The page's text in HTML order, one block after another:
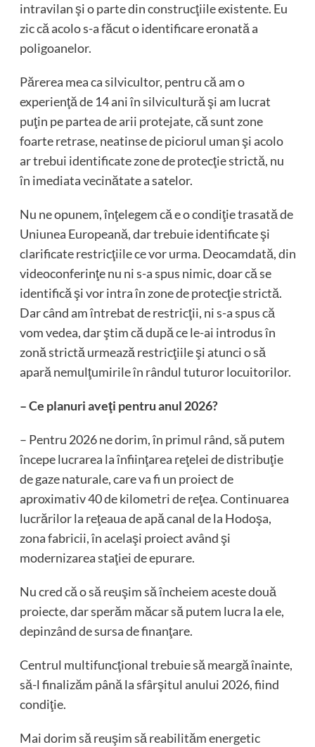
intravilan şi o parte din construcţiile existente. Eu
zic că acolo s-a făcut o identificare eronată a
poligoanelor.
Părerea mea ca silvicultor, pentru că am o
experienţă de 14 ani în silvicultură şi am lucrat
puţin pe partea de arii protejate, că sunt zone
foarte retrase, neatinse de piciorul uman şi acolo
ar trebui identificate zone de protecţie strictă, nu
în imediata vecinătate a satelor.
Nu ne opunem, înţelegem că e o condiţie trasată de
Uniunea Europeană, dar trebuie identificate şi
clarificate restricţiile ce vor urma. Deocamdată, din
videoconferinţe nu ni s-a spus nimic, doar că se
identifică şi vor intra în zone de protecţie strictă.
Dar când am întrebat de restricţii, ni s-a spus că
vom vedea, dar ştim că după ce le-ai introdus în
zonă strictă urmează restricţiile şi atunci o să
apară nemulţumirile în rândul tuturor locuitorilor.
– Ce planuri aveţi pentru anul 2026?
– Pentru 2026 ne dorim, în primul rând, să putem
începe lucrarea la înfiinţarea reţelei de distribuţie
de gaze naturale, care va fi un proiect de
aproximativ 40 de kilometri de reţea. Continuarea
lucrărilor la reţeaua de apă canal de la Hodoşa,
zona fabricii, în acelaşi proiect având şi
modernizarea staţiei de epurare.
Nu cred că o să reuşim să încheiem aceste două
proiecte, dar sperăm măcar să putem lucra la ele,
depinzând de sursa de finanţare.
Centrul multifuncţional trebuie să meargă înainte,
să-l finalizăm până la sfârşitul anului 2026, fiind
condiţie.
Mai dorim să reuşim să reabilităm energetic